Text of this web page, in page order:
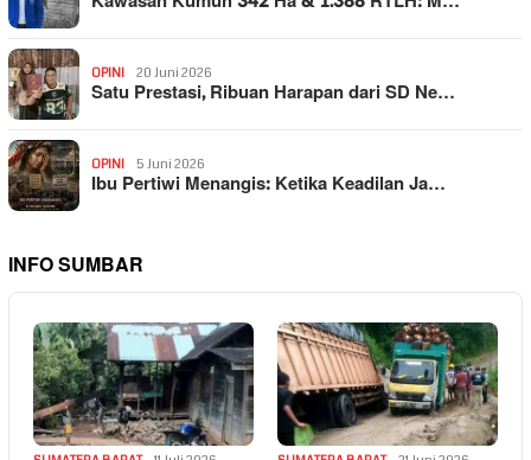
OPINI 20 Juni 2026
Satu Prestasi, Ribuan Harapan dari SD Ne…
OPINI 5 Juni 2026
Ibu Pertiwi Menangis: Ketika Keadilan Ja…
INFO SUMBAR